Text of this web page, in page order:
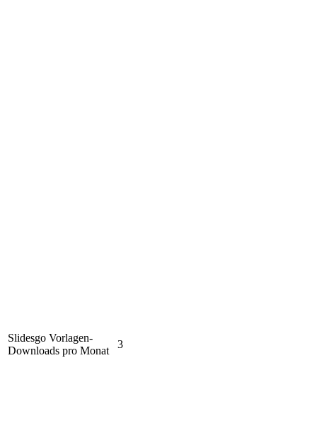
Slidesgo Vorlagen-
Downloads pro Monat
3